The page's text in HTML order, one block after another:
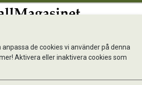
anpassa de cookies vi använder på denna
Aktivera eller inaktivera cookies som